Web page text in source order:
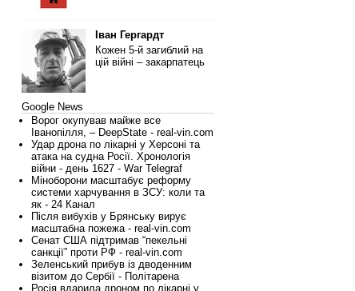
Іван Гергардт
Кожен 5-й загиблий на
цій війні – закарпатець
Google News
Ворог окупував майже все
Іванопілля, – DeepState - real-vin.com
Удар дрона по лікарні у Херсоні та
атака на судна Росії. Хронологія
війни - день 1627 - War Telegraf
Міноборони масштабує реформу
системи харчування в ЗСУ: коли та
як - 24 Канал
Після вибухів у Брянську вирує
масштабна пожежа - real-vin.com
Сенат США підтримав “пекельні
санкції” проти РФ - real-vin.com
Зеленський прибув із дводенним
візитом до Сербії - Політарена
Росія вдарила дроном по лікарні у